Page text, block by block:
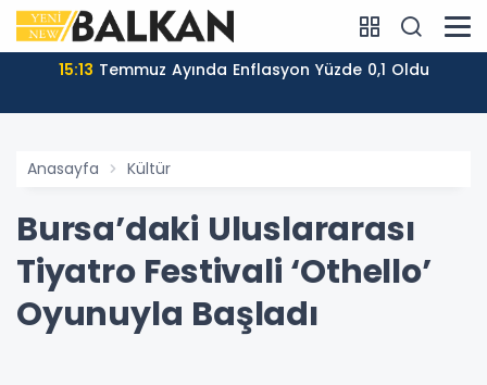
15:13 Temmuz Ayında Enflasyon Yüzde 0,1 Oldu
Anasayfa Kültür
Bursa’daki Uluslararası
Tiyatro Festivali ‘Othello’
Oyunuyla Başladı